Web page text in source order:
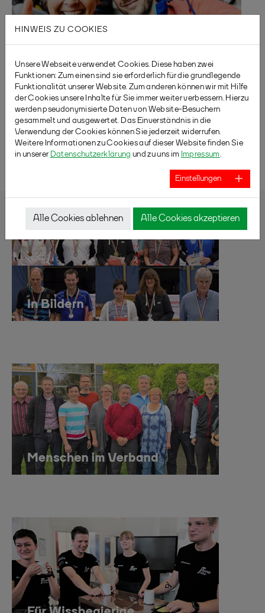
Ele & Paco bei unserem FISU Youthcamp 2025
HINWEIS ZU COOKIES
Unsere Webseite verwendet Cookies. Diese haben zwei
Funktionen: Zum einen sind sie erforderlich für die grundlegende
Funktionalität unserer Website. Zum anderen können wir mit Hilfe
der Cookies unsere Inhalte für Sie immer weiter verbessern. Hierzu
werden pseudonymisierte Daten von Website-Besuchern
gesammelt und ausgewertet. Das Einverständnis in die
Verwendung der Cookies können Sie jederzeit widerrufen.
Weitere Informationen zu Cookies auf dieser Website finden Sie
in unserer Datenschutzerklärung und zu uns im Impressum
Einstellungen
Alle Cookies ablehnen Alle Cookies akzeptieren